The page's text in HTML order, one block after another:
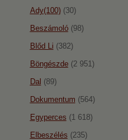
Ady(100)(30)
Beszámoló(98)
Blőd Li (382)
Böngészde(2 951)
Dal (89)
Dokumentum (564)
Egyperces (1 618)
Elbeszélés (235)